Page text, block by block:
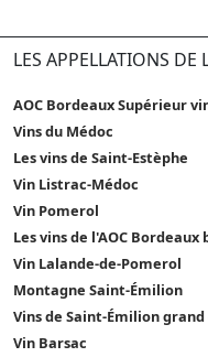
LES APPELLATIONS
AOC Bordeaux Supérieur
Vins du Médoc
Les vins de Saint-Estèphe
Vin Listrac-Médoc
Vin Pomerol
Les vins de l'AOC Bordeaux
Vin Lalande-de-Pomerol
Montagne Saint-Émilion
Vins de Saint-Émilion
Vin Barsac